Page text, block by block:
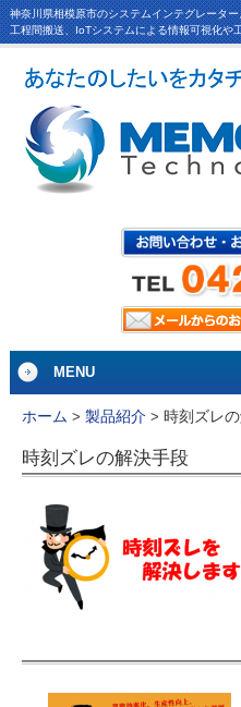
神奈川県相模原市のシステムインテグレータ
工程間搬送、IoTシステムによる情報可視化や
MENU
ホーム > 製品紹介> 時刻ズレ
時刻ズレの解決手段